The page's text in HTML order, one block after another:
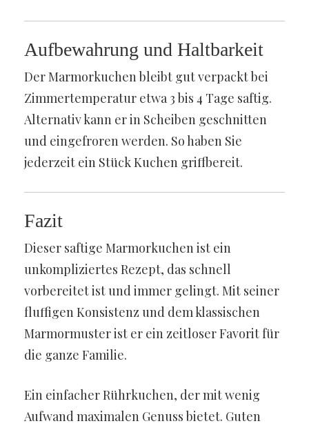
Aufbewahrung und Haltbarkeit
Der Marmorkuchen bleibt gut verpackt bei
Zimmertemperatur etwa 3 bis 4 Tage saftig.
Alternativ kann er in Scheiben geschnitten
und eingefroren werden. So haben Sie
jederzeit ein Stück Kuchen griffbereit.
Fazit
Dieser saftige Marmorkuchen ist ein
unkompliziertes Rezept, das schnell
vorbereitet ist und immer gelingt. Mit seiner
fluffigen Konsistenz und dem klassischen
Marmormuster ist er ein zeitloser Favorit für
die ganze Familie.
Ein einfacher Rührkuchen, der mit wenig
Aufwand maximalen Genuss bietet. Guten